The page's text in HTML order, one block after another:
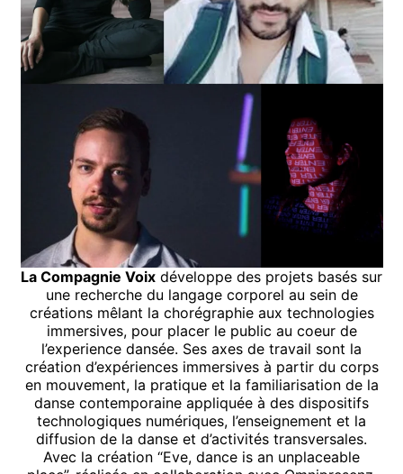
La Compagnie Voix développe des projets basés sur
une recherche du langage corporel au sein de
créations mêlant la chorégraphie aux technologies
immersives, pour placer le public au coeur de
l’experience dansée. Ses axes de travail sont la
création d’expériences immersives à partir du corps
en mouvement, la pratique et la familiarisation de la
danse contemporaine appliquée à des dispositifs
technologiques numériques, l’enseignement et la
diffusion de la danse et d’activités transversales.
Avec la création “Eve, dance is an unplaceable